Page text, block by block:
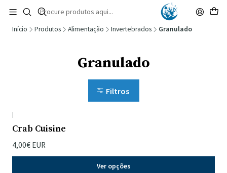
🚚 Portugal Continental: Portes Grátis desde 149,90€ (Envio extresso: 14,90€)
Ler mais
Início Produtos Alimentação Invertebrados Granulado
Granulado
Filtros
|
Crab Cuisine
4,00€ EUR
Ver opções